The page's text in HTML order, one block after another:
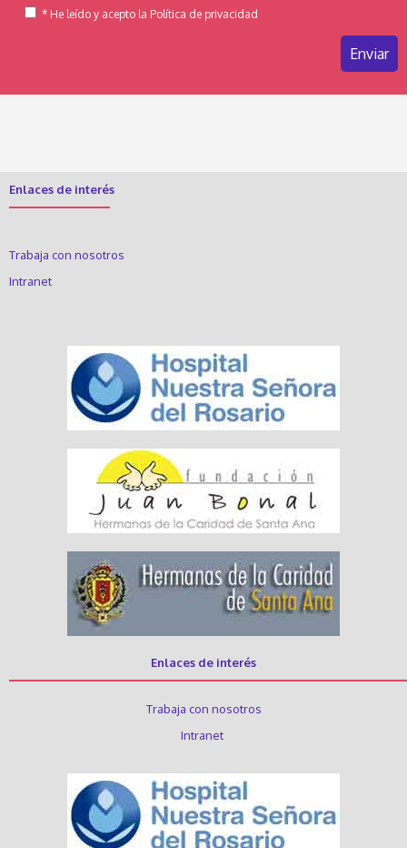
* He leído y acepto la Política de privacidad
Enlaces de interés
Trabaja con nosotros
Intranet
Enlaces de interés
Trabaja con nosotros
Intranet